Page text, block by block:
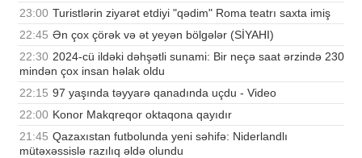
23:00 Turistlərin ziyarət etdiyi "qədim" Roma teatrı saxta imiş
22:45 Ən çox çörək və ət yeyən bölgələr (SİYAHI)
22:30 2024-cü ildəki dəhşətli sunami: Bir neçə saat ərzində 230
mindən çox insan həlak oldu
22:15 97 yaşında təyyarə qanadında uçdu - Video
22:00 Konor Makqreqor oktaqona qayıdır
21:45 Qazaxıstan futbolunda yeni səhifə: Niderlandlı
mütəxəssislə razılıq əldə olundu